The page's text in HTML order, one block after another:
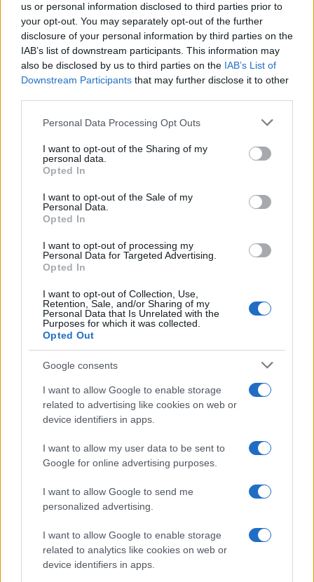
us or personal information disclosed to third parties prior to
your opt-out. You may separately opt-out of the further
disclosure of your personal information by third parties on the
IAB’s list of downstream participants. This information may
also be disclosed by us to third parties on the IAB’s List of
Downstream Participants that may further disclose it to other
Please note that this website/app uses one or more Google
not limited to your visit or usage behaviour. You may click to
grant or deny consent to Google and its third-party tags to
use your data for below specified purposes in below Google
consent section.
Personal Data Processing Opt Outs
I want to opt-out of the Sharing of my
personal data.
Opted In
I want to opt-out of the Sale of my
Personal Data.
Opted In
I want to opt-out of processing my
Personal Data for Targeted Advertising.
Opted In
I want to opt-out of Collection, Use,
Retention, Sale, and/or Sharing of my
Personal Data that Is Unrelated with the
Purposes for which it was collected.
Opted Out
Google consents
I want to allow Google to enable storage
related to advertising like cookies on web or
device identifiers in apps.
I want to allow my user data to be sent to
Google for online advertising purposes.
I want to allow Google to send me
personalized advertising.
I want to allow Google to enable storage
related to analytics like cookies on web or
device identifiers in apps.
Ricevi le nostre ultime news
daGoogle News
Condividi l'articolo
F
a
ce
b
o
o
k
T
w
it
te
r
Pi
te
re
st
W
at
A
p
p
S
a
Articolo precedente
NOTIZIE RECENTI
Le previsioni meteo per il weekend a Olbia e in
Gallura
vivo: un amico vip svela come fa
accoglienza minori chiude
Olbia, divieto di sosta contro spaccio e degrado:
esplode la protesta
Pausa caffè impeccabile: come scegliere la
soluzione ideale per la casa e l’ufficio